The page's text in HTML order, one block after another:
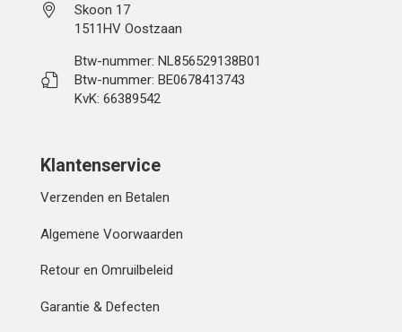
Skoon 17
1511HV Oostzaan
Btw-nummer: NL856529138B01
Btw-nummer: BE0678413743
KvK: 66389542
Klantenservice
Verzenden en Betalen
Algemene Voorwaarden
Retour en Omruilbeleid
Garantie & Defecten